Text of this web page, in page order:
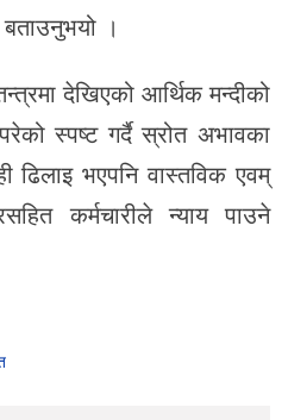
।
देखिएको आर्थिक मन्दीको
स्पष्ट गर्दै स्रोत अभावका
ढिलाइ भएपनि वास्तविक एवम्
कर्मचारीले न्याय पाउने